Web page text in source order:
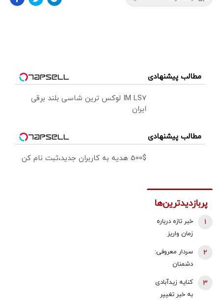
مطالب پیشنهادی
IM LS7 لوکس ترین شاسی بلند برقی
ایران
مطالب پیشنهادی
500$ هدیه به کاربران جدید،ثبت نام کن
پربازدیدترین‌ها
خبر تازه درباره
زمان واریز
بازنشستگان
تامین اجتماعی
1
سردار معروفی:
دشمنان
2
کنایه زیدآبادی
به خبر تغییر
3